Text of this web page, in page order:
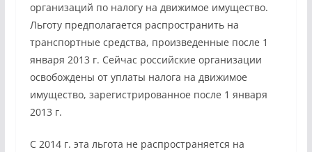
организаций по налогу на движимое имущество.
Льготу предполагается распространить на
транспортные средства, произведенные после 1
января 2013 г. Сейчас российские организации
освобождены от уплаты налога на движимое
имущество, зарегистрированное после 1 января
2013 г.
C 2014 г. эта льгота не распространяется на